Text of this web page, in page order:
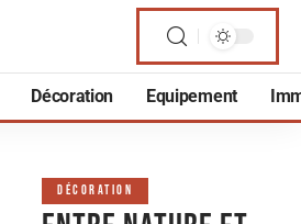
Décoration Equipement
DÉCORATION